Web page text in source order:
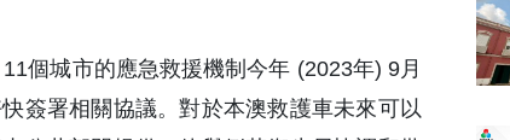
個城市的應急救援機制今年 (2023年) 9月
簽署相關協議。對於本澳救護車未來可以